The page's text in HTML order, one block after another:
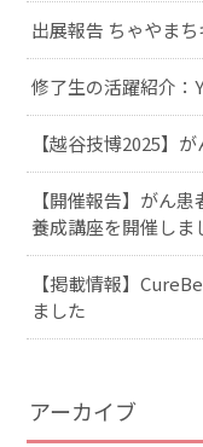
出展報告 ちゃやま
修了生の活躍紹介：
【越谷技博2025】
【開催報告】がん
養成講座を開催しま
【掲載情報】
ました
アーカイブ